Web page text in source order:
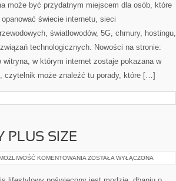
może być przydatnym miejscem dla osób, które
świecie internetu, sieci
światłowodów, 5G, chmury, hostingu,
technologicznych. Nowości na stronie:
w którym internet zostaje pokazana w
czytelnik może znaleźć tu porady, które […]
PLUS SIZE
KOMENTOWANIA MAKIJAŻ
PLUS
ZOSTAŁA WYŁĄCZONA